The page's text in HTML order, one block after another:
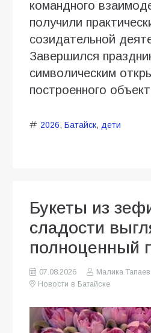
командного
получили
созидательной
Завершился
символическим
построенного
2026, Батайск, дети
Букеты из
сладости
полноценный
07.08.2026
Малика
Новости в Батайске